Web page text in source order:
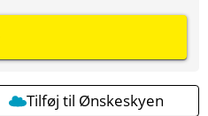
Tilføj til Ønskeskyen